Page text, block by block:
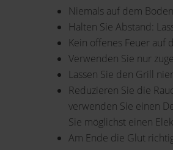
Niemals auf dem
Halten Sie Abstand:
Kein offenes Feuer auf
Verwenden Sie nur
Lassen Sie den Grill
Reduzieren Sie die
verwenden Sie einen
Sie möglichst einen
Am Ende die Glut